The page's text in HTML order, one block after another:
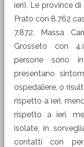
ieri). Le province
Prato con 8.762
7.872, Massa
Grosseto con
persone sono
presentano
ospedaliere, o
rispetto a ieri,
rispetto a ieri,
isolate, in
contatti con